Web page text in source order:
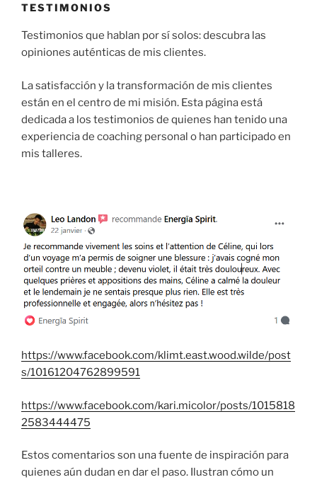
TESTIMONIOS
Testimonios que hablan por sí solos: descubra las
opiniones auténticas de mis clientes.
La satisfacción y la transformación de mis clientes
están en el centro de mi misión. Esta página está
dedicada a los testimonios de quienes han tenido una
experiencia de coaching personal o han participado en
mis talleres.
https://www.facebook.com/klimt.east.wood.wilde/post
s/10161204762899591
https://www.facebook.com/kari.micolor/posts/1015818
2583444475
Estos comentarios son una fuente de inspiración para
quienes aún dudan en dar el paso. Ilustran cómo un